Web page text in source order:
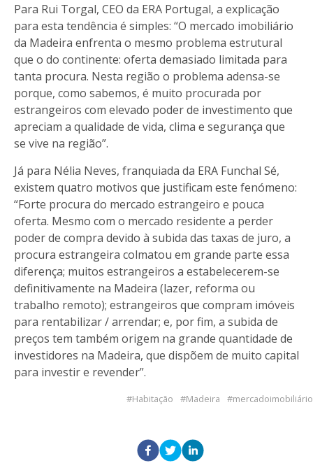
Para Rui Torgal, CEO da ERA Portugal, a explicação
para esta tendência é simples: “O mercado imobiliário
da Madeira enfrenta o mesmo problema estrutural
que o do continente: oferta demasiado limitada para
tanta procura. Nesta região o problema adensa-se
porque, como sabemos, é muito procurada por
estrangeiros com elevado poder de investimento que
apreciam a qualidade de vida, clima e segurança que
se vive na região”.
Já para Nélia Neves, franquiada da ERA Funchal Sé,
existem quatro motivos que justificam este fenómeno:
“Forte procura do mercado estrangeiro e pouca
oferta. Mesmo com o mercado residente a perder
poder de compra devido à subida das taxas de juro, a
procura estrangeira colmatou em grande parte essa
diferença; muitos estrangeiros a estabelecerem-se
definitivamente na Madeira (lazer, reforma ou
trabalho remoto); estrangeiros que compram imóveis
para rentabilizar / arrendar; e, por fim, a subida de
preços tem também origem na grande quantidade de
investidores na Madeira, que dispõem de muito capital
para investir e revender”.
Habitação Madeira mercadoimobiliário